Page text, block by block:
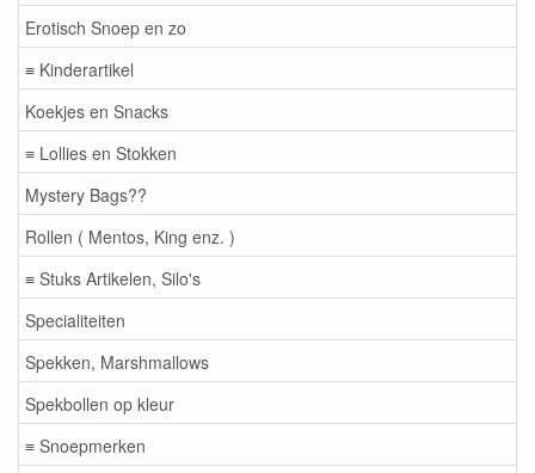
Erotisch Snoep en zo
≡ Kinderartikel
Koekjes en Snacks
≡ Lollies en Stokken
Mystery Bags??
Rollen ( Mentos, King enz. )
≡ Stuks Artikelen, Silo's
Specialiteiten
Spekken, Marshmallows
Spekbollen op kleur
≡ Snoepmerken